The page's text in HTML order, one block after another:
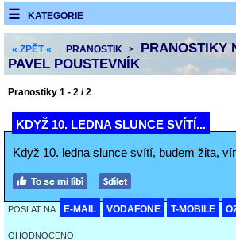
KATEGORIE
« ZPĚT « PRANOSTIK >
PRANOSTIKY
PAVEL POUSTEVNÍK
Pranostiky 1 - 2 / 2
KDYŽ 10. LEDNA SLUNCE SVÍTÍ...
Když 10. ledna slunce svítí, budem žita,
POSLAT NA E-MAIL VODAFONE T-MOBILE
OHODNOCENO